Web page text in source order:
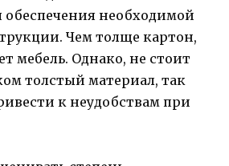
обеспечения необходимой
Чем толще картон,
мебель. Однако, не стоит
толстый материал, так
к неудобствам при